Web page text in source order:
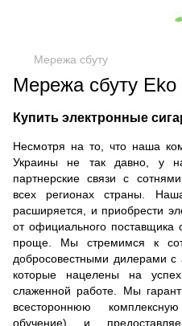
Мережа сбуту
Мережа сбуту Eko
Купить электронные
Несмотря на то, что наша
Украины не так давно, у
партнерские связи с
всех регионах страны.
расширяется, и приобрести
от официального поставщика
проще. Мы стремимся к
добросовестными дилерами с
которые нацелены на
слаженной работе. Мы
всестороннюю
обучение) и